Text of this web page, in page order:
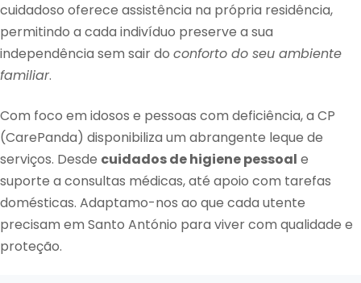
cuidadoso oferece assistência na própria residência,
permitindo a cada indivíduo preserve a sua
independência sem sair do conforto do seu ambiente
familiar.
Com foco em idosos e pessoas com deficiência, a CP
(CarePanda) disponibiliza um abrangente leque de
serviços. Desde cuidados de higiene pessoal e
suporte a consultas médicas, até apoio com tarefas
domésticas. Adaptamo-nos ao que cada utente
precisam em Santo António para viver com qualidade e
proteção.